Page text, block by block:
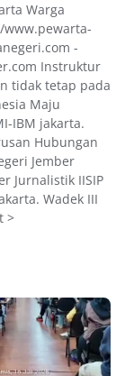
Warga
www.pewarta-
-
Instruktur
tidak tetap pada
Maju
IBM jakarta.
Hubungan
Jember
Jurnalistik IISIP
Wadek III
>